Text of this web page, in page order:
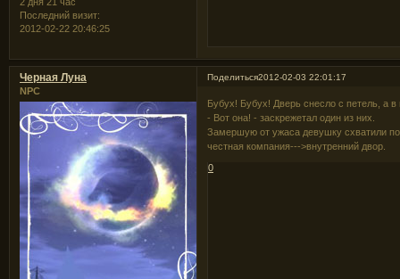
Последний визит:
2012-02-22 20:46:25
Поделиться2012-02-03 22:01:17
Черная Луна
NPC
Бубух! Бубух! Дверь снесло с петель, а
- Вот она! - заскрежетал один из них.
Замершую от ужаса девушку схватили
честная компания--->внутренний двор.
0